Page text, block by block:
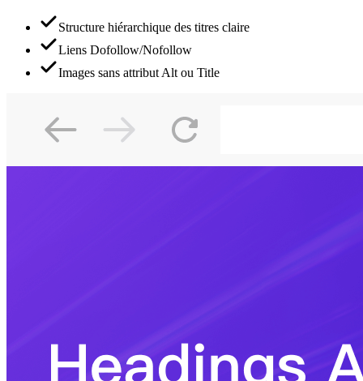
Structure hiérarchique des titres claire
Liens Dofollow/Nofollow
Images sans attribut Alt ou Title